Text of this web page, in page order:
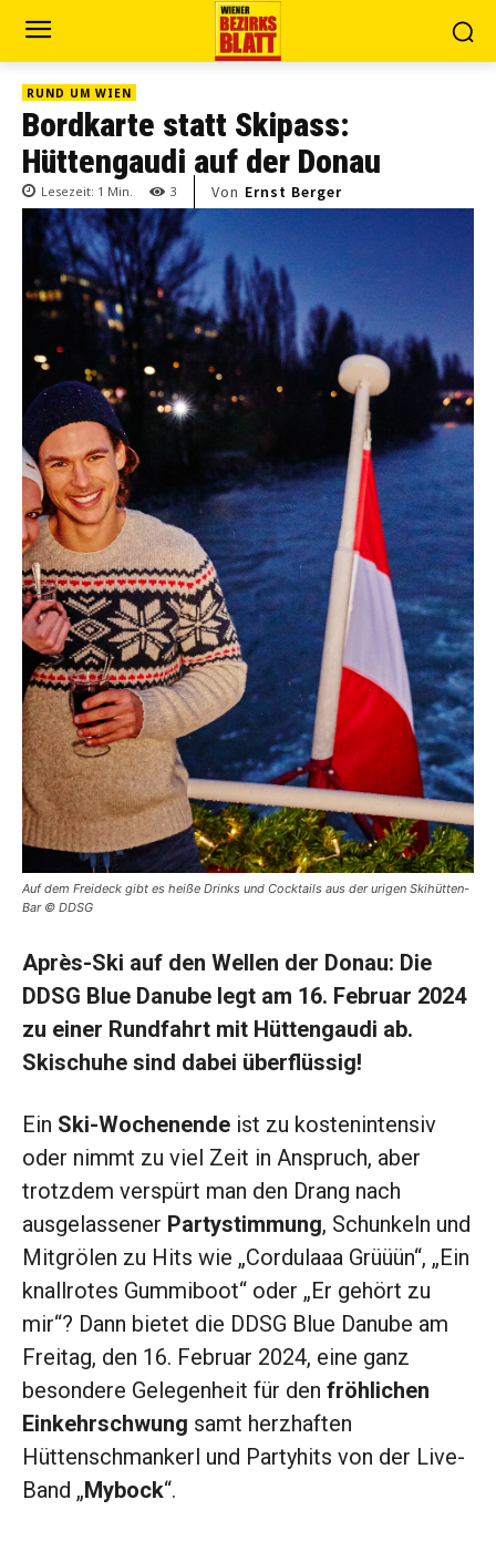
RUND UM WIEN
Bordkarte statt Skipass:
Hüttengaudi auf der Donau
Lesezeit: 1 Min. 3 Von Ernst Berger
Auf dem Freideck gibt es heiße Drinks und Cocktails aus der urigen Skihütten-
Bar © DDSG
Après-Ski auf den Wellen der Donau: Die
DDSG Blue Danube legt am 16. Februar 2024
zu einer Rundfahrt mit Hüttengaudi ab.
Skischuhe sind dabei überflüssig!
Ein Ski-Wochenende ist zu kostenintensiv
oder nimmt zu viel Zeit in Anspruch, aber
trotzdem verspürt man den Drang nach
ausgelassener Partystimmung, Schunkeln und
Mitgrölen zu Hits wie „Cordulaaa Grüüün“, „Ein
knallrotes Gummiboot“ oder „Er gehört zu
mir“? Dann bietet die DDSG Blue Danube am
Freitag, den 16. Februar 2024, eine ganz
besondere Gelegenheit für den fröhlichen
Einkehrschwung samt herzhaften
Hüttenschmankerl und Partyhits von der Live-
Band „Mybock“.